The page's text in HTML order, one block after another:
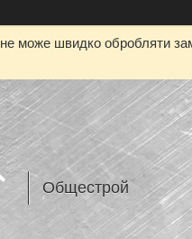
може швидко обробляти
Общестрой